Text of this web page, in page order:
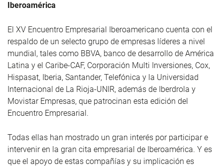
Iberoamérica
El XV Encuentro Empresarial Iberoamericano cuenta con el
respaldo de un selecto grupo de empresas líderes a nivel
mundial, tales como BBVA, banco de desarrollo de América
Latina y el Caribe-CAF, Corporación Multi Inversiones, Cox,
Hispasat, Iberia, Santander, Telefónica y la Universidad
Internacional de La Rioja-UNIR, además de Iberdrola y
Movistar Empresas, que patrocinan esta edición del
Encuentro Empresarial.
Todas ellas han mostrado un gran interés por participar e
intervenir en la gran cita empresarial de Iberoamérica. Y es
que el apoyo de estas compañías y su implicación es